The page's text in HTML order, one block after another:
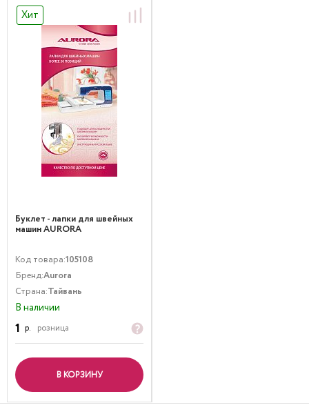
Хит
Буклет - лапки для швейных
машин AURORA
Код товара:105108
Бренд:Aurora
Страна:Тайвань
В наличии
1 р. розница
В КОРЗИНУ